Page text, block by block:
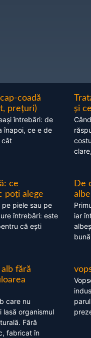
coadă
prețuri)
întrebări: de
înapoi, ce e de
cât
și
clare,
ce
poți alege
piele sau pe
întrebări: este
că ești
De
iar
fără
care nu
lasă organismul
Fără
fabricat în